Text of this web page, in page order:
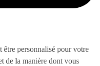
personnalisé pour votre
de la manière dont vous